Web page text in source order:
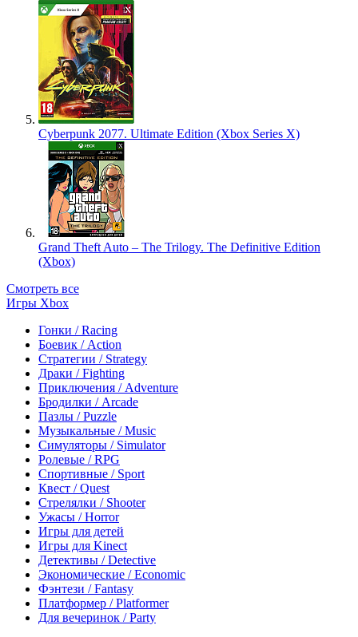
Cyberpunk 2077. Ultimate Edition (Xbox Series X)
Grand Theft Auto – The Trilogy. The Definitive Edition
(Xbox)
Смотреть все
Игры Xbox
Гонки / Racing
Боевик / Action
Стратегии / Strategy
Драки / Fighting
Приключения / Adventure
Бродилки / Arcade
Пазлы / Puzzle
Музыкальные / Music
Симуляторы / Simulator
Ролевые / RPG
Спортивные / Sport
Квест / Quest
Стрелялки / Shooter
Ужасы / Horror
Игры для детей
Игры для Kinect
Детективы / Detective
Экономические / Economic
Фэнтези / Fantasy
Платформер / Platformer
Для вечеринок / Party